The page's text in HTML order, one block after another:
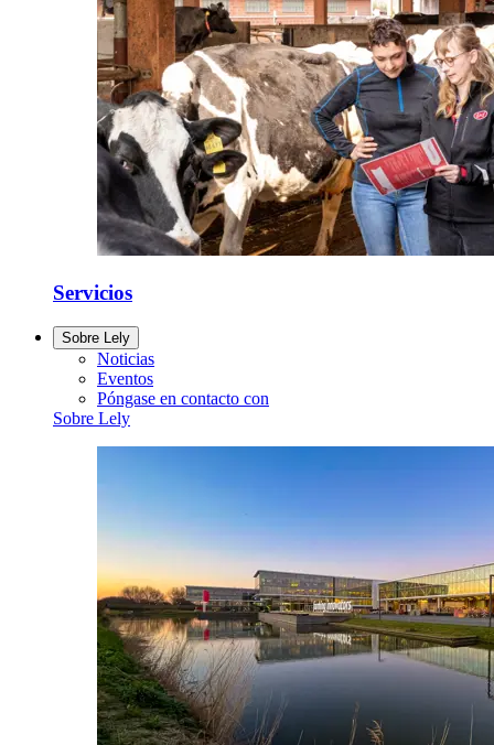
Servicios
Sobre Lely
Noticias
Eventos
Póngase en contacto con
Sobre Lely